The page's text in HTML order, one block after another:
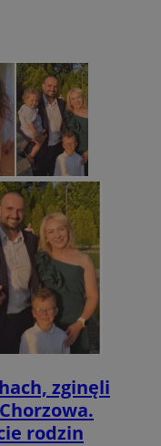
zginęli
rodzin